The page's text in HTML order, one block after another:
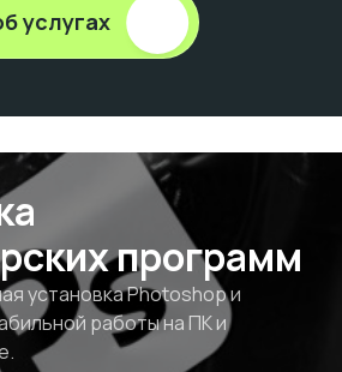
услугах
программ
установка Photoshop и
работы на ПК и